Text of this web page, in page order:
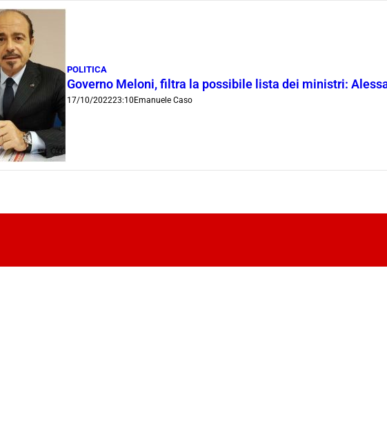
POLITICA
Governo Meloni, filtra la possibile lista dei ministri:
17/10/202223:10 Emanuele Caso